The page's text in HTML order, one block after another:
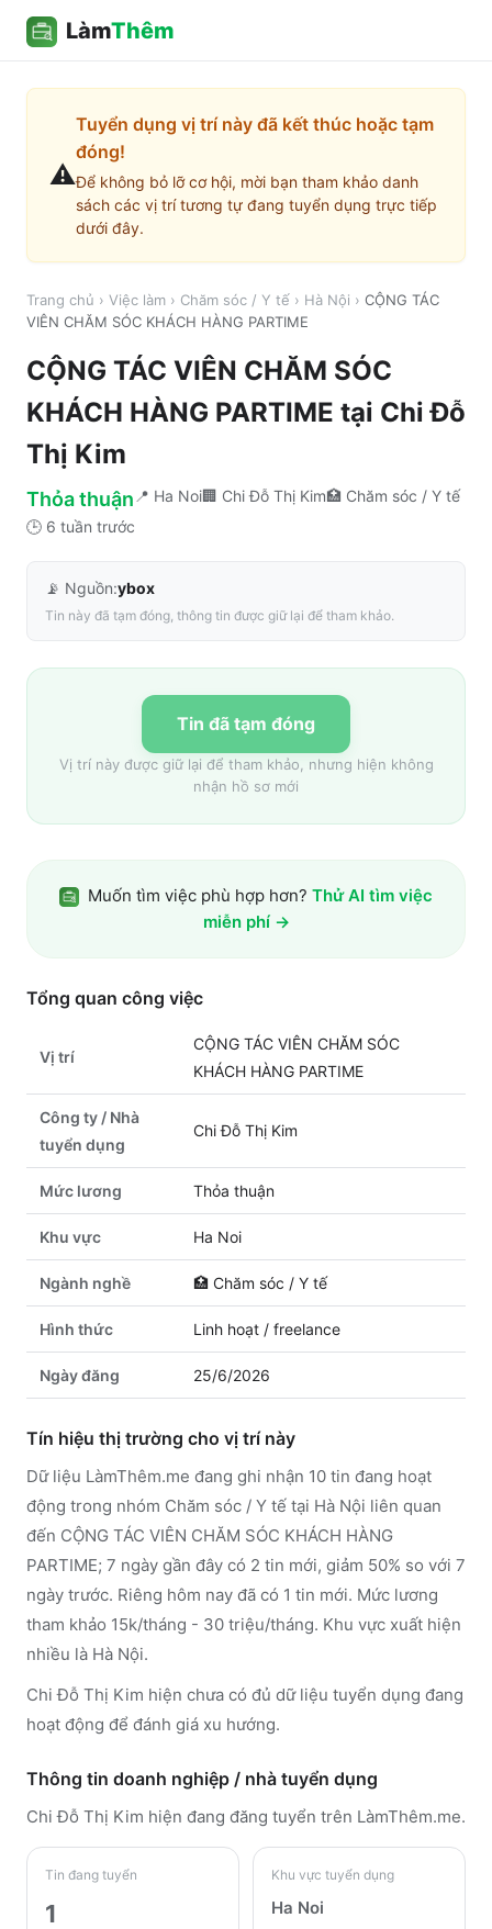
LàmThêm
⚠️
Tuyển dụng vị trí này đã kết thúc hoặc tạm
đóng!
Để không bỏ lỡ cơ hội, mời bạn tham khảo danh
sách các vị trí tương tự đang tuyển dụng trực tiếp
dưới đây.
Trang chủ › Việc làm › Chăm sóc / Y tế › Hà Nội › CỘNG TÁC
VIÊN CHĂM SÓC KHÁCH HÀNG PARTIME
CỘNG TÁC VIÊN CHĂM SÓC
KHÁCH HÀNG PARTIME tại Chi Đỗ
Thị Kim
Thỏa thuận 📍 Ha Noi🏢 Chi Đỗ Thị Kim🏥 Chăm sóc / Y tế
🕒 6 tuần trước
📡 Nguồn:ybox
Tin này đã tạm đóng, thông tin được giữ lại để tham khảo.
Tin đã tạm đóng
Vị trí này được giữ lại để tham khảo, nhưng hiện không
nhận hồ sơ mới
Muốn tìm việc phù hợp hơn? Thử AI tìm việc
miễn phí →
Tổng quan công việc
Vị trí
CỘNG TÁC VIÊN CHĂM SÓC
KHÁCH HÀNG PARTIME
Công ty / Nhà
tuyển dụng
Chi Đỗ Thị Kim
Mức lương Thỏa thuận
Khu vực Ha Noi
Ngành nghề 🏥 Chăm sóc / Y tế
Hình thức Linh hoạt / freelance
Ngày đăng 25/6/2026
Tín hiệu thị trường cho vị trí này
Dữ liệu LàmThêm.me đang ghi nhận 10 tin đang hoạt
động trong nhóm Chăm sóc / Y tế tại Hà Nội liên quan
đến CỘNG TÁC VIÊN CHĂM SÓC KHÁCH HÀNG
PARTIME; 7 ngày gần đây có 2 tin mới, giảm 50% so với 7
ngày trước. Riêng hôm nay đã có 1 tin mới. Mức lương
tham khảo 15k/tháng - 30 triệu/tháng. Khu vực xuất hiện
nhiều là Hà Nội.
Chi Đỗ Thị Kim hiện chưa có đủ dữ liệu tuyển dụng đang
hoạt động để đánh giá xu hướng.
Thông tin doanh nghiệp / nhà tuyển dụng
Chi Đỗ Thị Kim hiện đang đăng tuyển trên LàmThêm.me.
Tin đang tuyển
1
Khu vực tuyển dụng
Ha Noi